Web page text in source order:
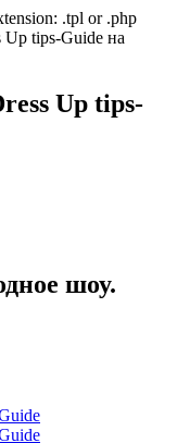
.tpl or .php
Up tips-
шоу.